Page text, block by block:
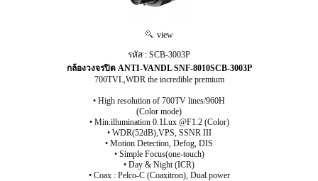
view
รหัส : SCB-3003P
กล้องวงจรปิด ANTI-VANDL SNF-8010SCB-3003P
700TVL,WDR the incredible premium
• High resolution of 700TV lines/960H
(Color mode)
• Min.illumination 0.1Lux @F1.2 (Color)
• WDR(52dB),VPS, SSNR III
• Motion Detection, Defog, DIS
• Simple Focus(one-touch)
• Day & Night (ICR)
• Coax : Pelco-C (Coaxitron), Dual power